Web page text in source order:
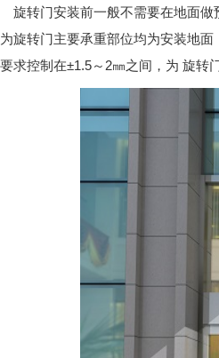
铜门施工
旋转门安装前一般不需要在地面
旋转门主要承重部位均为安装地
求控制在±1.5～2㎜之间，为 旋转